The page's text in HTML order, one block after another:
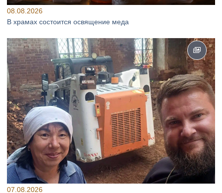
08.08.2026
В храмах состоится освящение меда
07.08.2026